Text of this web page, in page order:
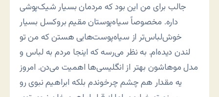
جالب برای من این بود که مردمان بسیار شیک‌پوشی
داره. مخصوصاً سیاه‌پوستان مقیم بروکسل بسیار
خوش‌لباس‌تر از سیاه‌پوست‌هایی هستن که من تو
لندن دید‌ه‌ام. به نظر می‌رسه که اینجا مردم به لباس و
مدل موهاشون بهتر از انگلیسی‌ها اهمیت می‌دن. امروز
یه مقدار هم چشم چرخوندم بلکه ابراهیم نبوی رو